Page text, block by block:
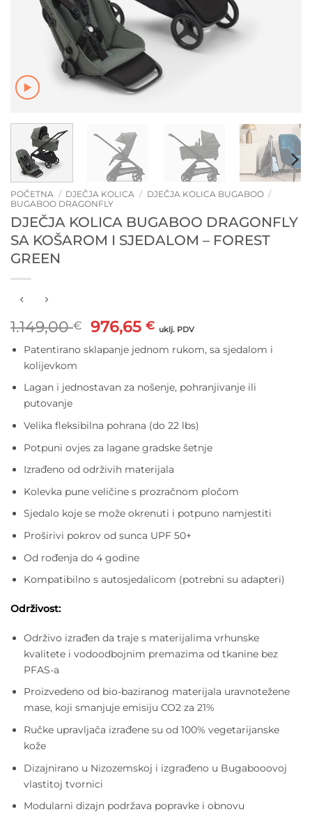
POČETNA / DJEČJA KOLICA / DJEČJA KOLICA BUGABOO /
BUGABOO DRAGONFLY
DJEČJA KOLICA BUGABOO DRAGONFLY
SA KOŠAROM I SJEDALOM – FOREST
GREEN
1.149,00€
Izvorna
cijena
bila
1.149,00 €.
976,65€Trenutna
cijena
je:
uklj. PDV
Patentirano sklapanje jednom rukom, sa sjedalom i
kolijevkom
Lagan i jednostavan za nošenje, pohranjivanje ili
putovanje
Velika fleksibilna pohrana (do 22 lbs)
Potpuni ovjes za lagane gradske šetnje
Izrađeno od održivih materijala
Kolevka pune veličine s prozračnom pločom
Sjedalo koje se može okrenuti i potpuno namjestiti
Proširivi pokrov od sunca UPF 50+
Od rođenja do 4 godine
Kompatibilno s autosjedalicom (potrebni su adapteri)
Održivost:
Održivo izrađen da traje s materijalima vrhunske
kvalitete i vodoodbojnim premazima od tkanine bez
PFAS-a
Proizvedeno od bio-baziranog materijala uravnotežene
mase, koji smanjuje emisiju CO2 za 21%
Ručke upravljača izrađene su od 100% vegetarijanske
kože
Dizajnirano u Nizozemskoj i izgrađeno u Bugabooovoj
vlastitoj tvornici
Modularni dizajn podržava popravke i obnovu